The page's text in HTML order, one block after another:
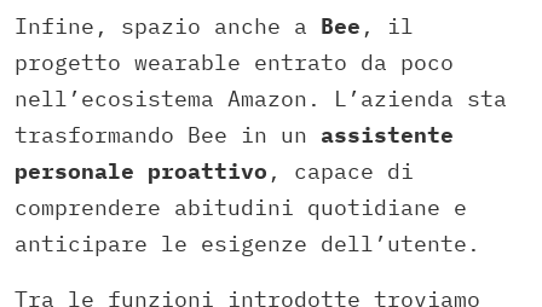
Infine, spazio anche a Bee , il
progetto wearable entrato da poco
nell’ecosistema Amazon. L’azienda sta
trasformando Bee in un assistente
personale proattivo , capace di
comprendere abitudini quotidiane e
anticipare le esigenze dell’utente.
Tra le funzioni introdotte troviamo